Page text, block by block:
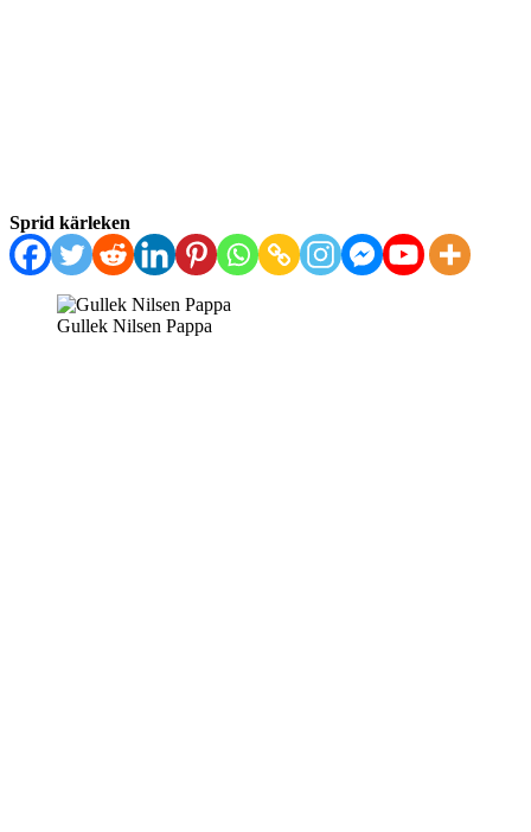
Sprid kärleken
Gullek Nilsen Pappa